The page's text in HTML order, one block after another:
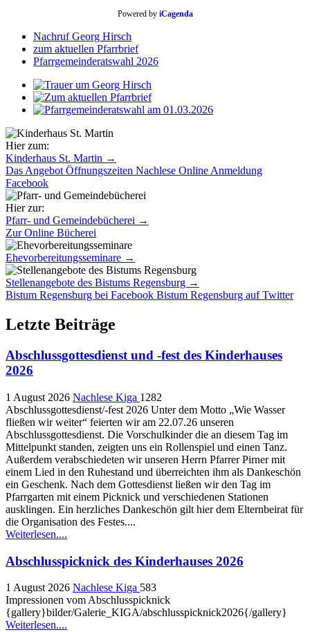
Powered by iCagenda
Nachruf Georg Hirsch
zum aktuellen Pfarrbrief
Pfarrgemeinderatswahl 2026
Hier zum:
Kinderhaus St. Martin →
Das Angebot Öffnungszeiten Nachlese Online Anmeldung
Facebook
Hier zur:
Pfarr- und Gemeindebücherei →
Zur Online Bücherei
Ehevorbereitungsseminare →
Stellenangebote des Bistums Regensburg →
Bistum Regensburg bei Facebook Bistum Regensburg auf Twitter
Letzte Beiträge
Abschlussgottesdienst und -fest des Kinderhauses
2026
1 August 2026 Nachlese Kiga 1282
Abschlussgottesdienst/-fest 2026 Unter dem Motto „Wie Wasser
fließen wir weiter“ feierten wir am 22.07.26 unseren
Abschlussgottesdienst. Die Vorschulkinder die an diesem Tag im
Mittelpunkt standen, zeigten uns ein Rollenspiel und einen Tanz.
Außerdem verabschiedeten wir unseren Herrn Pfarrer Pirner mit
einem Lied in den Ruhestand und überreichten ihm als Dankeschön
ein Geschenk. Nach dem Gottesdienst ließen wir den Tag im
Pfarrgarten mit einem Picknick und verschiedenen Stationen
ausklingen. Ein herzliches Dankeschön gilt hier dem Elternbeirat für
die Organisation des Festes....
Weiterlesen....
Abschlusspicknick des Kinderhauses 2026
1 August 2026 Nachlese Kiga 583
Impressionen vom Abschlusspicknick
{gallery}bilder/Galerie_KIGA/abschlusspicknick2026{/gallery}
Weiterlesen....